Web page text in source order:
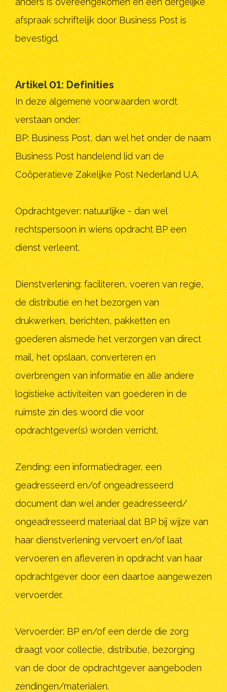
afspraak schriftelijk door Business Post is
bevestigd.
Artikel 01: Definities
In deze algemene voorwaarden wordt
verstaan onder:
BP: Business Post, dan wel het onder de naam
Business Post handelend lid van de
Coöperatieve Zakelijke Post Nederland U.A.
Opdrachtgever: natuurlijke - dan wel
rechtspersoon in wiens opdracht BP een
dienst verleent.
Dienstverlening: faciliteren, voeren van regie,
de distributie en het bezorgen van
drukwerken, berichten, pakketten en
goederen alsmede het verzorgen van direct
mail, het opslaan, converteren en
overbrengen van informatie en alle andere
logistieke activiteiten van goederen in de
ruimste zin des woord die voor
opdrachtgever(s) worden verricht.
Zending: een informatiedrager, een
geadresseerd en/of ongeadresseerd
document dan wel ander geadresseerd/
ongeadresseerd materiaal dat BP bij wijze van
haar dienstverlening vervoert en/of laat
vervoeren en afleveren in opdracht van haar
opdrachtgever door een daartoe aangewezen
vervoerder.
Vervoerder: BP en/of een derde die zorg
draagt voor collectie, distributie, bezorging
van de door de opdrachtgever aangeboden
zendingen/materialen.